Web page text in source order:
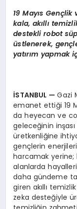
19 Mayıs Gençlik
kala, akıllı
destekli robot sü
üstlenerek, genç
yatırım yapmak i
İSTANBUL —Gazi
emanet ettiği 19
da heyecan ve
geleceğinin
üretkenliğine
gençlerin
harcamak yerine;
alanlarda
daha gündeme
giren akıllı
zeka desteğiyle